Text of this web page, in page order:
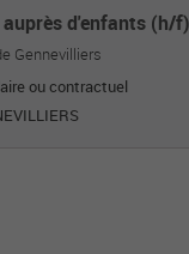
d'enfants (h/f)
Gennevilliers
ou contractuel